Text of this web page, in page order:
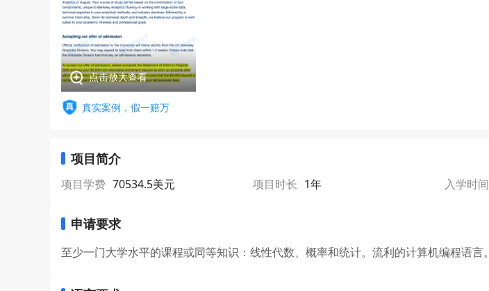
点击放大查看
真实案例，假一赔万
项目简介
项目学费 70534.5美元 项目时长 1年 入学时间
申请要求
至少一门大学水平的课程或同等知识：线性代数、概率和统计。流利的计算机编程语言。